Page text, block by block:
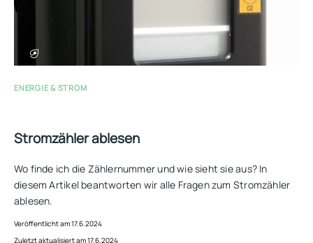
ENERGIE & STROM
Stromzähler ablesen
Wo finde ich die Zählernummer und wie sieht sie aus? In
diesem Artikel beantworten wir alle Fragen zum Stromzähler
ablesen.
Veröffentlicht am 17.6.2024
Zuletzt aktualisiert am 17.6.2024